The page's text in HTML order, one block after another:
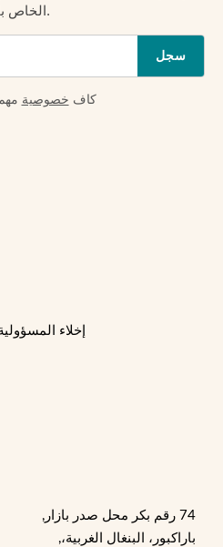
الخاص بك.
سجل
كاف خصوصية
❗ إخلاء
74 رقم بكر محل صدر بازار,
باراكبور، البنغال الغربية،,